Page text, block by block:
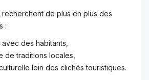
de plus en plus des
:
des habitants,
de traditions locales,
loin des clichés touristiques.